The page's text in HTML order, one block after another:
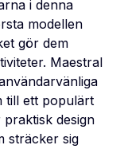
i denna
modellen
gör dem
Maestral
till ett populärt
design
sträcker sig